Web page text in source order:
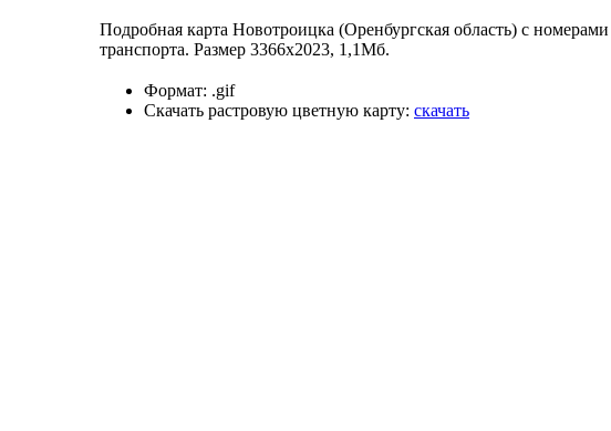
Подробная карта Новотроицка (Оренбургская область) с
транспорта. Размер 3366x2023, 1,1Мб.
Формат: .gif
Скачать растровую цветную карту: скачать